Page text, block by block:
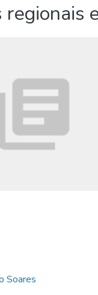
regionais
Soares